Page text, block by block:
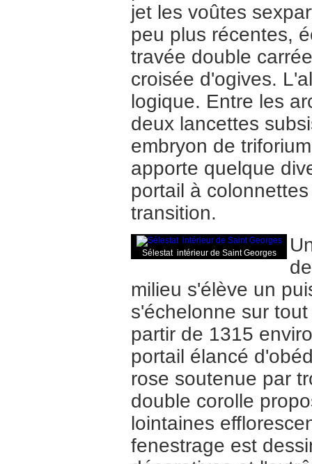
jet les voûtes
peu plus récentes,
travée double
croisée d'ogives.
logique. Entre les
deux lancettes
embryon de
apporte quelque
portail à
transition.
Sélestat intérieur de Saint Georges
milieu s'élève un
s'échelonne sur
partir de 1315
portail élancé
rose soutenue par
double corolle
lointaines
fenestrage est